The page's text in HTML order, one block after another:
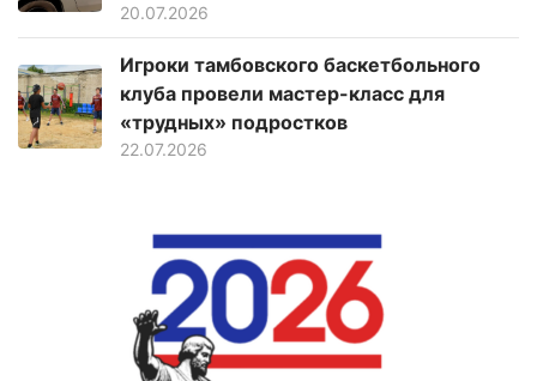
20.07.2026
Игроки тамбовского баскетбольного
клуба провели мастер-класс для
«трудных» подростков
22.07.2026